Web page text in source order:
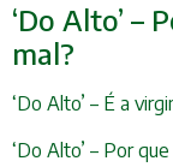
‘Do Alto’ –
mal?
‘Do Alto’ – É a
‘Do Alto’ – Por